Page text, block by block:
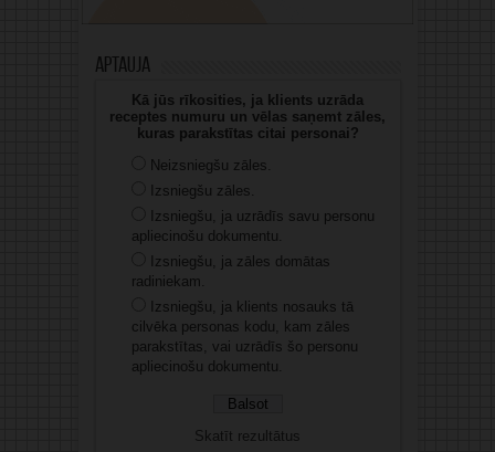
Aptauja
Kā jūs rīkosities, ja klients uzrāda
receptes numuru un vēlas saņemt zāles,
kuras parakstītas citai personai?
Neizsniegšu zāles.
Izsniegšu zāles.
Izsniegšu, ja uzrādīs savu personu
apliecinošu dokumentu.
Izsniegšu, ja zāles domātas
radiniekam.
Izsniegšu, ja klients nosauks tā
cilvēka personas kodu, kam zāles
parakstītas, vai uzrādīs šo personu
apliecinošu dokumentu.
Skatīt rezultātus